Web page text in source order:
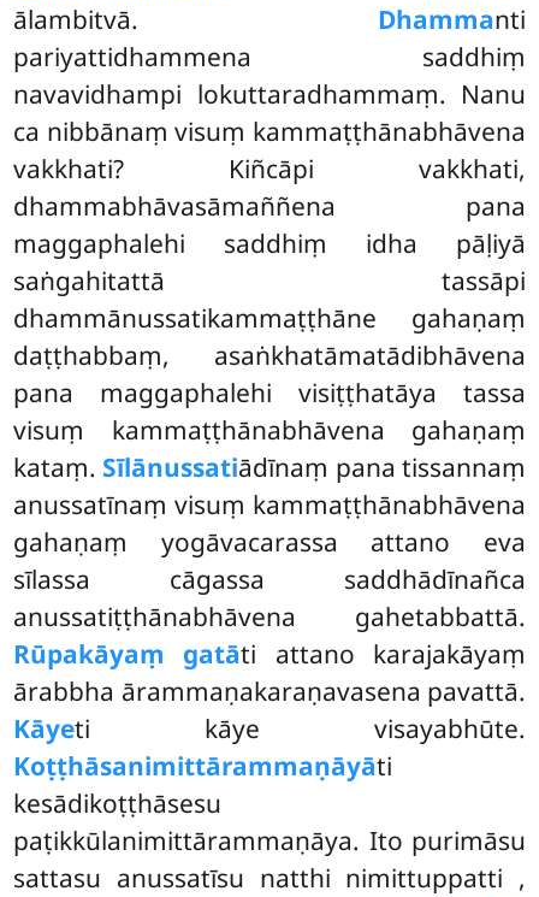
ālambitvā. Dhammanti
pariyattidhammena saddhiṃ
navavidhampi lokuttaradhammaṃ. Nanu
ca nibbānaṃ visuṃ kammaṭṭhānabhāvena
vakkhati? Kiñcāpi vakkhati,
dhammabhāvasāmaññena pana
maggaphalehi saddhiṃ idha pāḷiyā
saṅgahitattā tassāpi
dhammānussatikammaṭṭhāne gahaṇaṃ
daṭṭhabbaṃ, asaṅkhatāmatādibhāvena
pana maggaphalehi visiṭṭhatāya tassa
visuṃ kammaṭṭhānabhāvena gahaṇaṃ
kataṃ. Sīlānussatiādīnaṃ pana tissannaṃ
anussatīnaṃ visuṃ kammaṭṭhānabhāvena
gahaṇaṃ yogāvacarassa attano eva
sīlassa cāgassa saddhādīnañca
anussatiṭṭhānabhāvena gahetabbattā.
Rūpakāyaṃ gatāti attano karajakāyaṃ
ārabbha ārammaṇakaraṇavasena pavattā.
Kāyeti kāye visayabhūte.
Koṭṭhāsanimittārammaṇāyāti
kesādikoṭṭhāsesu
paṭikkūlanimittārammaṇāya. Ito purimāsu
sattasu anussatīsu natthi nimittuppatti ,